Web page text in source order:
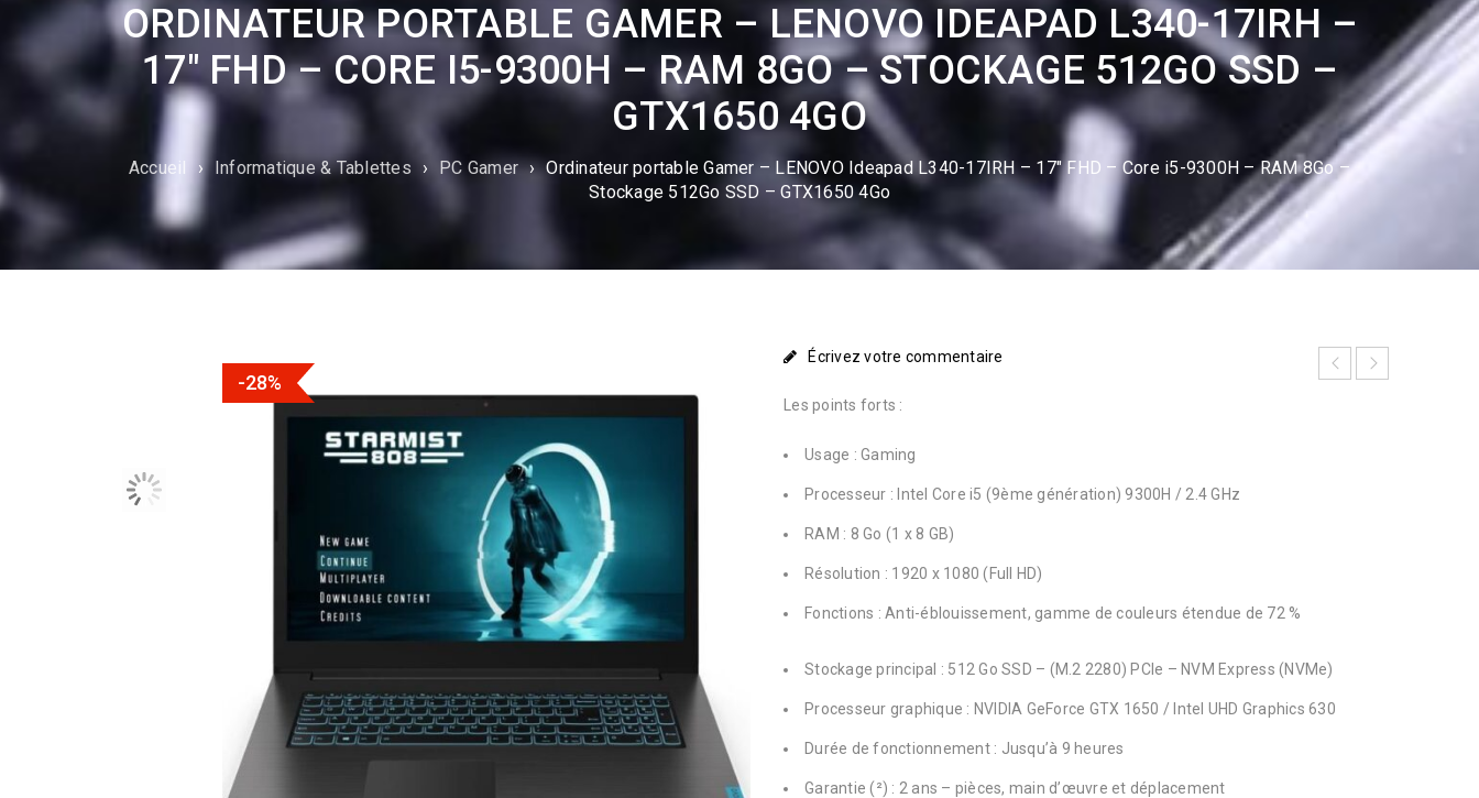
ORDINATEUR PORTABLE GAMER – LENOVO IDEAPAD L340-17IRH –
17″ FHD – CORE I5-9300H – RAM 8GO – STOCKAGE 512GO SSD –
GTX1650 4GO
Accueil › Informatique & Tablettes › PC Gamer › Ordinateur portable Gamer – LENOVO Ideapad L340-17IRH – 17″ FHD – Core i5-9300H – RAM 8Go –
Stockage 512Go SSD – GTX1650 4Go
-28%
Écrivez votre commentaire
Les points forts :
Usage : Gaming
Processeur : Intel Core i5 (9ème génération) 9300H / 2.4 GHz
RAM : 8 Go (1 x 8 GB)
Résolution : 1920 x 1080 (Full HD)
Fonctions : Anti-éblouissement, gamme de couleurs étendue de 72 %
Stockage principal : 512 Go SSD – (M.2 2280) PCIe – NVM Express (NVMe)
Processeur graphique : NVIDIA GeForce GTX 1650 / Intel UHD Graphics 630
Durée de fonctionnement : Jusqu’à 9 heures
Garantie (²) : 2 ans – pièces, main d’œuvre et déplacement